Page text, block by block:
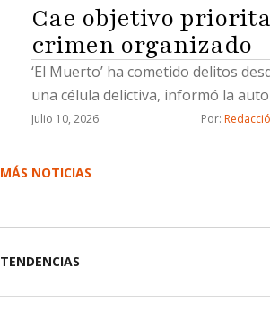
Cae objetivo
crimen organizado
‘El Muerto’ ha cometido delitos
una célula delictiva, informó la
Julio 10, 2026 Por:
MÁS NOTICIAS
TENDENCIAS